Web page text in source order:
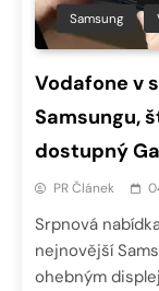
Samsung
Vodafone v
Samsungu,
dostupný
PR Článek
Srpnová
nejnovější
ohebným